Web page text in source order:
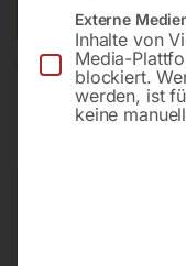
Andere Länder
Externe
Inhalte von
Media-
blockiert.
werden, ist
keine